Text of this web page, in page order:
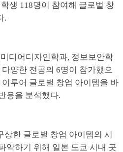
생 118명이 참여해 글로벌 창
.
디어디자인학과, 정보보안학
양한 전공의 6명이 참가했으
루어 글로벌 창업 아이템을 바
응을 분석했다.
한 글로벌 창업 아이템의 시
악하기 위해 일본 도쿄 시내 곳